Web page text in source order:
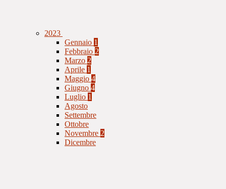
2023
Gennaio 1
Febbraio 2
Marzo 2
Aprile 1
Maggio 4
Giugno 4
Luglio 1
Agosto
Settembre
Ottobre
Novembre 2
Dicembre